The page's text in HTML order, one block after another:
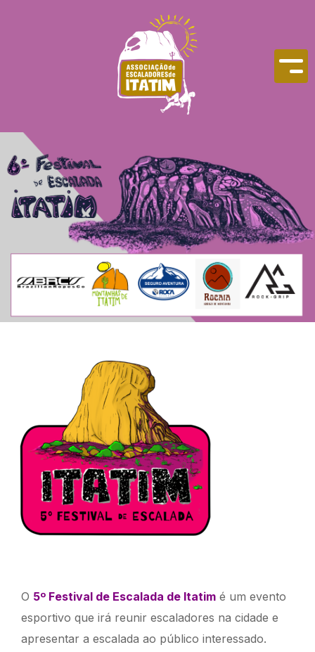
O 5º Festival de Escalada de Itatim é um evento
esportivo que irá reunir escaladores na cidade e
apresentar a escalada ao público interessado.